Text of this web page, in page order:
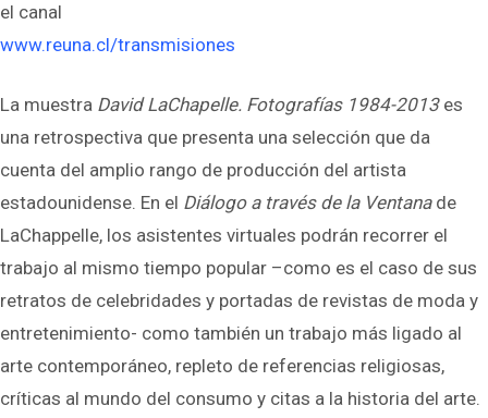
el canal
www.reuna.cl/transmisiones
La muestra David LaChapelle. Fotografías 1984-2013es
una retrospectiva que presenta una selección que da
cuenta del amplio rango de producción del artista
estadounidense. En el Diálogo a través de la Ventanade
LaChappelle, los asistentes virtuales podrán recorrer el
trabajo al mismo tiempo popular –como es el caso de sus
retratos de celebridades y portadas de revistas de moda y
entretenimiento- como también un trabajo más ligado al
arte contemporáneo, repleto de referencias religiosas,
críticas al mundo del consumo y citas a la historia del arte.